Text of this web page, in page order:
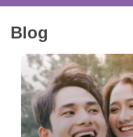
Blog